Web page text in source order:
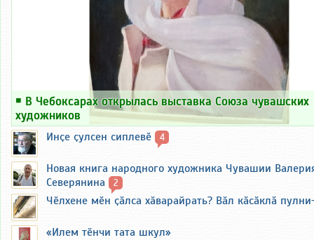
факультет Казанского университета.
Его пригласили преподавать в
Чувашский госуниверситет. Окончил
аспирантуру в Москве. Защитил
кандидатскую диссертацию.
В 1989 году Федоров баллотировался
в народные депутаты СССР и был
избран.
В 1990 году Федоров вошел в
правительство РСФСР и стал
министром юстиции.
Общественная позиция
Федорова
￭ В Чебоксарах открылась выставка Союза чувашских
художников
Инҫе ҫулсен сиплевӗ 4
Новая книга народного художника Чувашии
Северянина
2
Чӗлхене мӗн ҫӑлса хӑварайрать? Вӑл кӑсӑклӑ
«Илем тӗнчи тата шкул»